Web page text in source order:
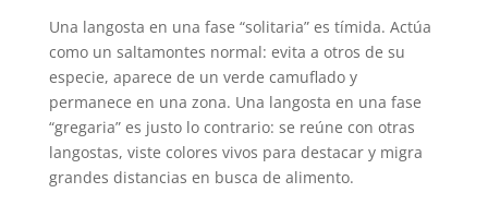
Una langosta en una fase “solitaria” es tímida. Actúa
como un saltamontes normal: evita a otros de su
especie, aparece de un verde camuflado y
permanece en una zona. Una langosta en una fase
“gregaria” es justo lo contrario: se reúne con otras
langostas, viste colores vivos para destacar y migra
grandes distancias en busca de alimento.